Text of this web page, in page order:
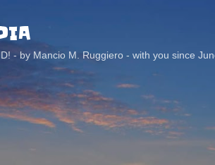
- by Mancio M. Ruggiero - with you since